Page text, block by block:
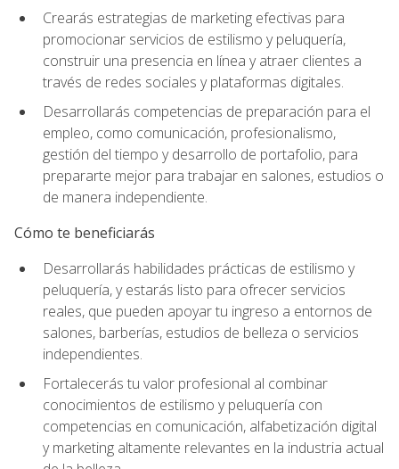
Crearás estrategias de marketing efectivas para
promocionar servicios de estilismo y peluquería,
construir una presencia en línea y atraer clientes a
través de redes sociales y plataformas digitales.
Desarrollarás competencias de preparación para el
empleo, como comunicación, profesionalismo,
gestión del tiempo y desarrollo de portafolio, para
prepararte mejor para trabajar en salones, estudios o
de manera independiente.
Cómo te beneficiarás
Desarrollarás habilidades prácticas de estilismo y
peluquería, y estarás listo para ofrecer servicios
reales, que pueden apoyar tu ingreso a entornos de
salones, barberías, estudios de belleza o servicios
independientes.
Fortalecerás tu valor profesional al combinar
conocimientos de estilismo y peluquería con
competencias en comunicación, alfabetización digital
y marketing altamente relevantes en la industria actual